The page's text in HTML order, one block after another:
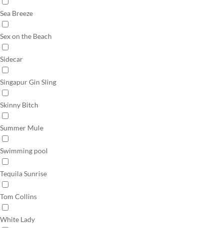
Sea Breeze
Sex on the Beach
Sidecar
Singapur Gin Sling
Skinny Bitch
Summer Mule
Swimming pool
Tequila Sunrise
Tom Collins
White Lady